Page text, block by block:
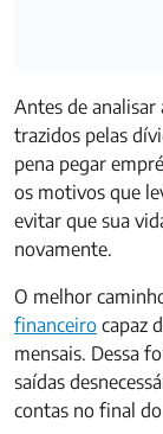
Antes de
trazidos pelas
pena pegar
os motivos que
evitar que sua
novamente.
O melhor
financeiro capaz
mensais. Dessa
saídas
contas no final